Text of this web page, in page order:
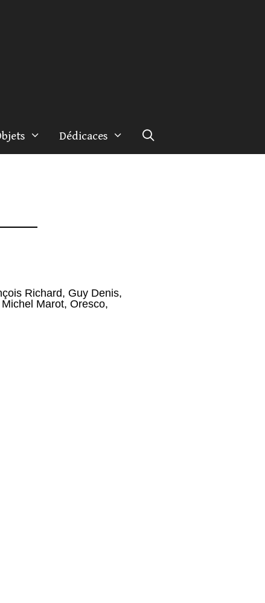
Dédicaces
Richard, Guy Denis,
Michel Marot, Oresco,